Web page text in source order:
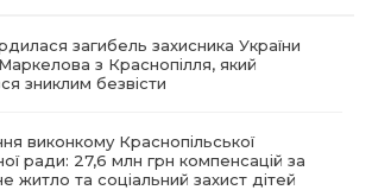
загибель захисника України
з Краснопілля, який
зниклим безвісти
виконкому Краснопільської
ради: 27,6 млн грн компенсацій за
житло та соціальний захист дітей